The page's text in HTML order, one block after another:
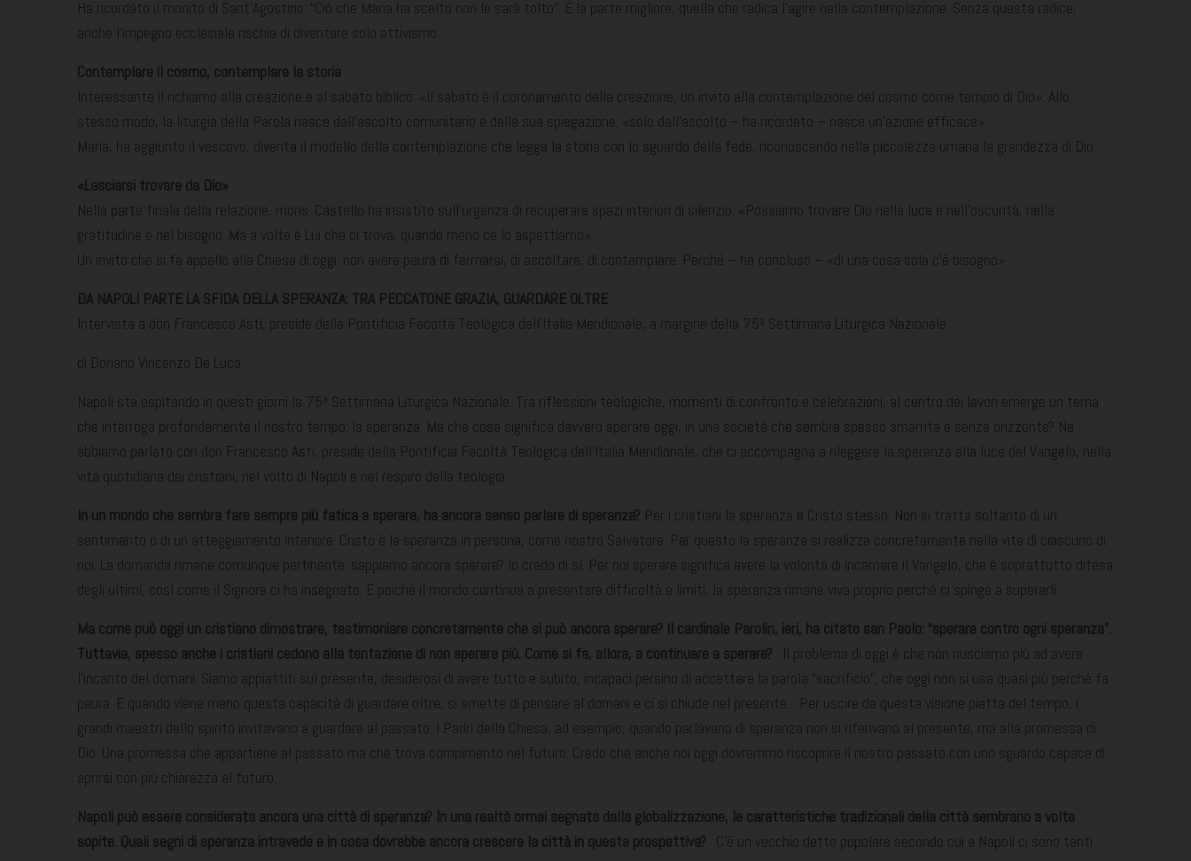
Ha ricordato il monito di Sant’Agostino: “Ciò che Maria ha scelto non le sarà tolto”. È la parte migliore, quella che radica l’agire nella contemplazione. Senza questa radice,
anche l’impegno ecclesiale rischia di diventare solo attivismo.
Contemplare il cosmo, contemplare la storia
Interessante il richiamo alla creazione e al sabato biblico: «Il sabato è il coronamento della creazione, un invito alla contemplazione del cosmo come tempio di Dio». Allo
stesso modo, la liturgia della Parola nasce dall’ascolto comunitario e dalla sua spiegazione: «solo dall’ascolto – ha ricordato – nasce un’azione efficace».
Maria, ha aggiunto il vescovo, diventa il modello della contemplazione che legge la storia con lo sguardo della fede, riconoscendo nella piccolezza umana la grandezza di Dio.
«Lasciarsi trovare da Dio»
Nella parte finale della relazione, mons. Castello ha insistito sull’urgenza di recuperare spazi interiori di silenzio. «Possiamo trovare Dio nella luce e nell’oscurità, nella
gratitudine e nel bisogno. Ma a volte è Lui che ci trova, quando meno ce lo aspettiamo».
Un invito che si fa appello alla Chiesa di oggi: non avere paura di fermarsi, di ascoltare, di contemplare. Perché – ha concluso – «di una cosa sola c’è bisogno».
DA NAPOLI PARTE LA SFIDA DELLA SPERANZA: TRA PECCATONE GRAZIA, GUARDARE OLTRE
Intervista a don Francesco Asti, preside della Pontificia Facoltà Teologica dell’Italia Meridionale, a margine della 75ª Settimana Liturgica Nazionale
di Doriano Vincenzo De Luca
Napoli sta ospitando in questi giorni la 75ª Settimana Liturgica Nazionale. Tra riflessioni teologiche, momenti di confronto e celebrazioni, al centro dei lavori emerge un tema
che interroga profondamente il nostro tempo: la speranza. Ma che cosa significa davvero sperare oggi, in una società che sembra spesso smarrita e senza orizzonte? Ne
abbiamo parlato con don Francesco Asti, preside della Pontificia Facoltà Teologica dell’Italia Meridionale, che ci accompagna a rileggere la speranza alla luce del Vangelo, nella
vita quotidiana dei cristiani, nel volto di Napoli e nel respiro della teologia.
In un mondo che sembra fare sempre più fatica a sperare, ha ancora senso parlare di speranza? Per i cristiani la speranza è Cristo stesso. Non si tratta soltanto di un
sentimento o di un atteggiamento interiore: Cristo è la speranza in persona, come nostro Salvatore. Per questo la speranza si realizza concretamente nella vita di ciascuno di
noi. La domanda rimane comunque pertinente: sappiamo ancora sperare? Io credo di sì. Per noi sperare significa avere la volontà di incarnare il Vangelo, che è soprattutto difesa
degli ultimi, così come il Signore ci ha insegnato. E poiché il mondo continua a presentare difficoltà e limiti, la speranza rimane viva proprio perché ci spinge a superarli.
Ma come può oggi un cristiano dimostrare, testimoniare concretamente che si può ancora sperare? Il cardinale Parolin, ieri, ha citato san Paolo: “sperare contro ogni speranza”.
Tuttavia, spesso anche i cristiani cedono alla tentazione di non sperare più. Come si fa, allora, a continuare a sperare? Il problema di oggi è che non riusciamo più ad avere
l’incanto del domani. Siamo appiattiti sul presente, desiderosi di avere tutto e subito, incapaci persino di accettare la parola “sacrificio”, che oggi non si usa quasi più perché fa
paura. E quando viene meno questa capacità di guardare oltre, si smette di pensare al domani e ci si chiude nel presente. Per uscire da questa visione piatta del tempo, i
grandi maestri dello spirito invitavano a guardare al passato. I Padri della Chiesa, ad esempio, quando parlavano di speranza non si riferivano al presente, ma alla promessa di
Dio. Una promessa che appartiene al passato ma che trova compimento nel futuro. Credo che anche noi oggi dovremmo riscoprire il nostro passato con uno sguardo capace di
aprirsi con più chiarezza al futuro.
Napoli può essere considerata ancora una città di speranza? In una realtà ormai segnata dalla globalizzazione, le caratteristiche tradizionali della città sembrano a volte
sopite. Quali segni di speranza intravede e in cosa dovrebbe ancora crescere la città in questa prospettiva? C’è un vecchio detto popolare secondo cui a Napoli ci sono tanti